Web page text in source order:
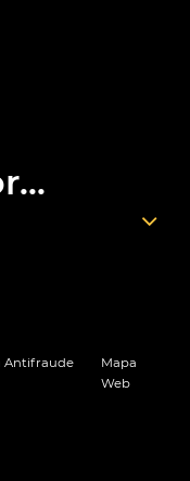
Antifraude
Mapa
Web